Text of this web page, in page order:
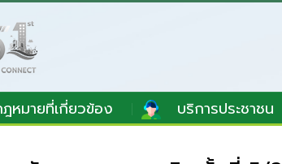
หมายที่เกี่ยวข้อง บริการประชาชน